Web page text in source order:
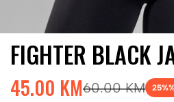
FIGHTER BLACK
45.00 KM60.00 KM 25%